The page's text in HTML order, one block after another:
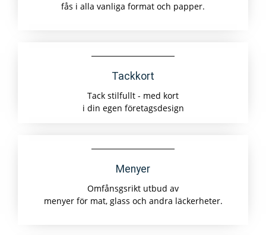
fås i alla vanliga format och papper.
Tackkort
Tack stilfullt - med kort
i din egen företagsdesign
Menyer
Omfånsgsrikt utbud av
menyer för mat, glass och andra läckerheter.